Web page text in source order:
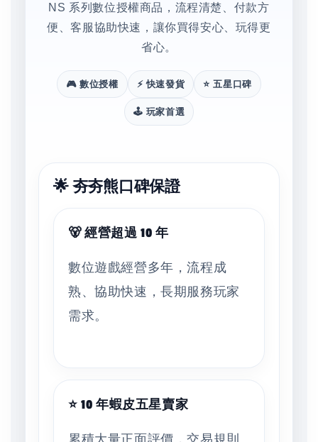
NS 系列數位授權商品，流程清楚、付款方
便、客服協助快速，讓你買得安心、玩得更
省心。
🎮 數位授權 ⚡ 快速發貨 ⭐ 五星口碑
🕹️ 玩家首選
🌟 夯夯熊口碑保證
🐻 經營超過 10 年
數位遊戲經營多年，流程成
熟、協助快速，長期服務玩家
需求。
⭐ 10 年蝦皮五星賣家
累積大量正面評價，交易規則